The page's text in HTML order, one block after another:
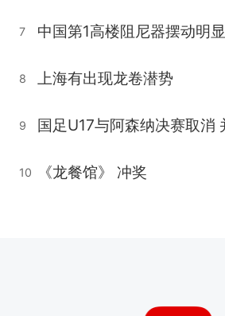
7 中国第1高楼阻尼器摆动明显
8 上海有出现龙卷潜势
9
10 《龙餐馆》 冲奖